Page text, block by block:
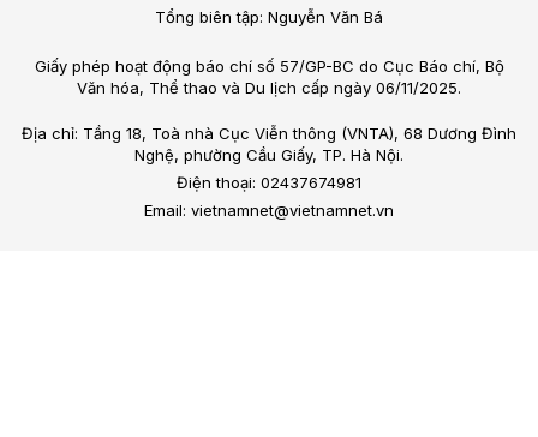
Tổng biên tập: Nguyễn Văn Bá
Giấy phép hoạt động báo chí số 57/GP-BC do Cục Báo chí, Bộ
Văn hóa, Thể thao và Du lịch cấp ngày 06/11/2025.
Địa chỉ: Tầng 18, Toà nhà Cục Viễn thông (VNTA), 68 Dương Đình
Nghệ, phường Cầu Giấy, TP. Hà Nội.
Điện thoại: 02437674981
Email: vietnamnet@vietnamnet.vn